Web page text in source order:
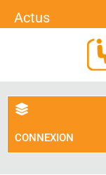
CONNEXION
Actus